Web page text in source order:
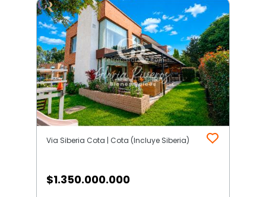
Via Siberia Cota | Cota (Incluye Siberia)
$1.350.000.000